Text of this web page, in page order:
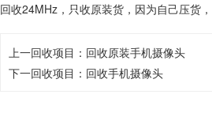
回收24MHz，只收原装货，因为自己压货
上一回收项目： 回收原装手机摄像头
下一回收项目： 回收手机摄像头